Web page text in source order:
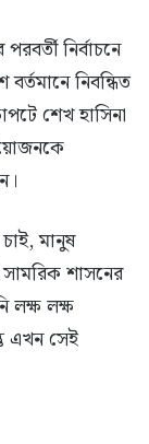
নির্বাচনে
নিবন্ধিত
শেখ হাসিনা
মানুষ
শাসনের
লক্ষ লক্ষ
এখন সেই